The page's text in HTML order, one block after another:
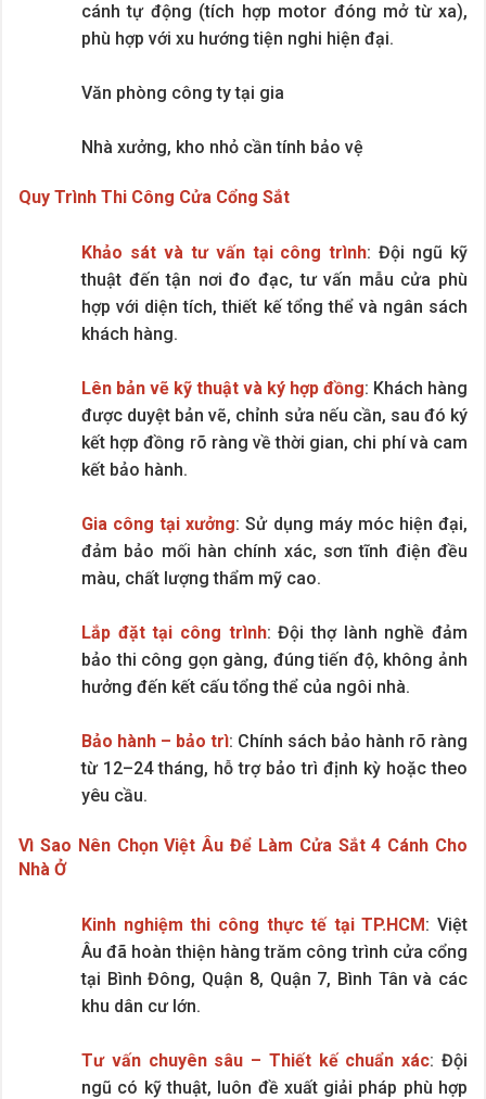
cánh tự động (tích hợp motor đóng mở từ xa),
phù hợp với xu hướng tiện nghi hiện đại.
Văn phòng công ty tại gia
Nhà xưởng, kho nhỏ cần tính bảo vệ
Quy Trình Thi Công Cửa Cổng Sắt
Khảo sát và tư vấn tại công trình: Đội ngũ kỹ
thuật đến tận nơi đo đạc, tư vấn mẫu cửa phù
hợp với diện tích, thiết kế tổng thể và ngân sách
khách hàng.
Lên bản vẽ kỹ thuật và ký hợp đồng: Khách hàng
được duyệt bản vẽ, chỉnh sửa nếu cần, sau đó ký
kết hợp đồng rõ ràng về thời gian, chi phí và cam
kết bảo hành.
Gia công tại xưởng: Sử dụng máy móc hiện đại,
đảm bảo mối hàn chính xác, sơn tĩnh điện đều
màu, chất lượng thẩm mỹ cao.
Lắp đặt tại công trình: Đội thợ lành nghề đảm
bảo thi công gọn gàng, đúng tiến độ, không ảnh
hưởng đến kết cấu tổng thể của ngôi nhà.
Bảo hành – bảo trì: Chính sách bảo hành rõ ràng
từ 12–24 tháng, hỗ trợ bảo trì định kỳ hoặc theo
yêu cầu.
Vì Sao Nên Chọn Việt Âu Để Làm Cửa Sắt 4 Cánh Cho
Nhà Ở
Kinh nghiệm thi công thực tế tại TP.HCM: Việt
Âu đã hoàn thiện hàng trăm công trình cửa cổng
tại Bình Đông, Quận 8, Quận 7, Bình Tân và các
khu dân cư lớn.
Tư vấn chuyên sâu – Thiết kế chuẩn xác: Đội
ngũ có kỹ thuật, luôn đề xuất giải pháp phù hợp